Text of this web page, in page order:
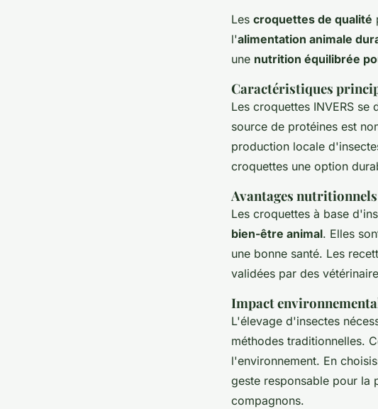
Les croquettes de qualité
l'alimentation animale
une nutrition équilibrée
Caractéristiques
Les croquettes INVERS se
source de protéines est
production locale
croquettes une option
Avantages
Les croquettes à base
bien-être animal. Elles
une bonne santé. Les
validées par des
Impact
L'élevage d'insectes
méthodes traditionnelles.
l'environnement. En
geste responsable pour la
compagnons.